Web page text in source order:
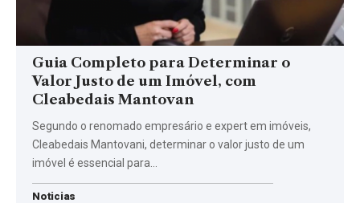
Guia Completo para Determinar o
Valor Justo de um Imóvel, com
Cleabedais Mantovan
Segundo o renomado empresário e expert em imóveis,
Cleabedais Mantovani, determinar o valor justo de um
imóvel é essencial para…
Noticias